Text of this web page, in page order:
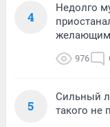
4
Недолго
желающим
976
5
Сильный
такого не